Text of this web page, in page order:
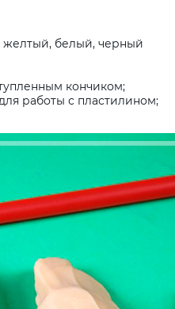
желтый, белый, черный
кончиком;
работы с пластилином;